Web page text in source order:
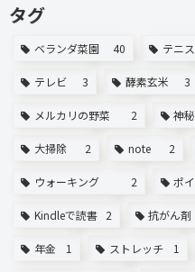
タグ
ベランダ菜園 40 テニス
テレビ 3 酵素玄米 3
メルカリの野菜 2 神
大掃除 2 note 2
ウォーキング 2 ポ
Kindleで読書 2 抗がん剤
年金 1 ストレッチ 1